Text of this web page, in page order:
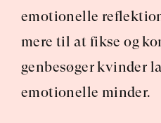
emotionelle
mere til at fikse og
genbesøger kvinder
emotionelle minder.